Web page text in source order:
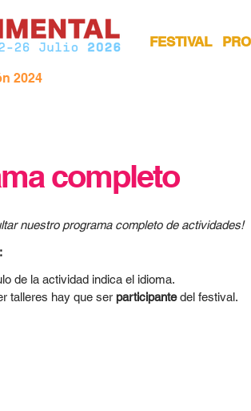
FESTIVAL
2024
completo
nuestro programa completo de actividades!
de la actividad indica el idioma.
talleres hay que ser participantedel festival.